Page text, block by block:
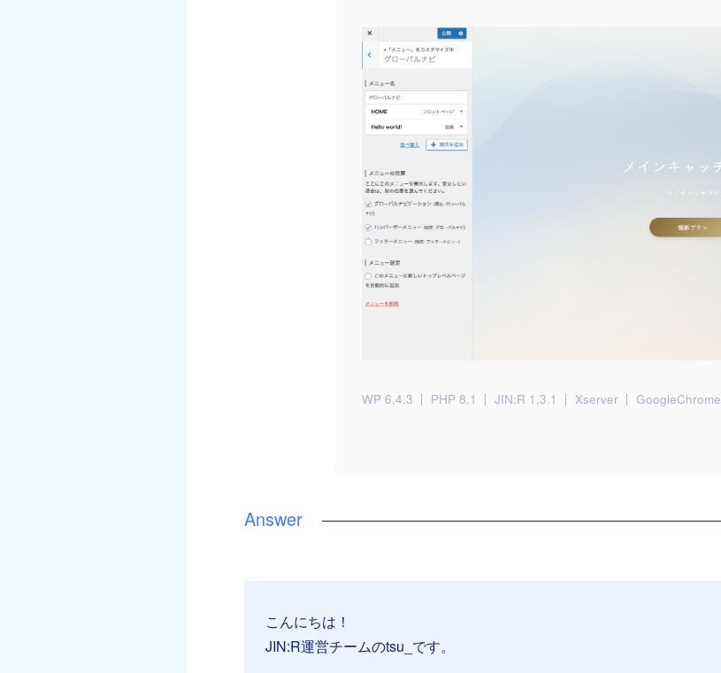
WP 6.4.3 PHP 8.1 JIN:R 1.3.1 Xserver GoogleChrome
こんにちは！
JIN:R運営チームのtsu_です。